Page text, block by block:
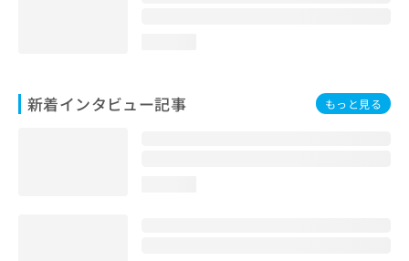
新着インタビュー記事 もっと見る